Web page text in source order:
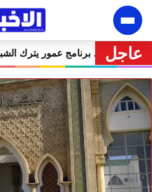
عاجل 🔥 “فرصة” أم “ورطة”؟..